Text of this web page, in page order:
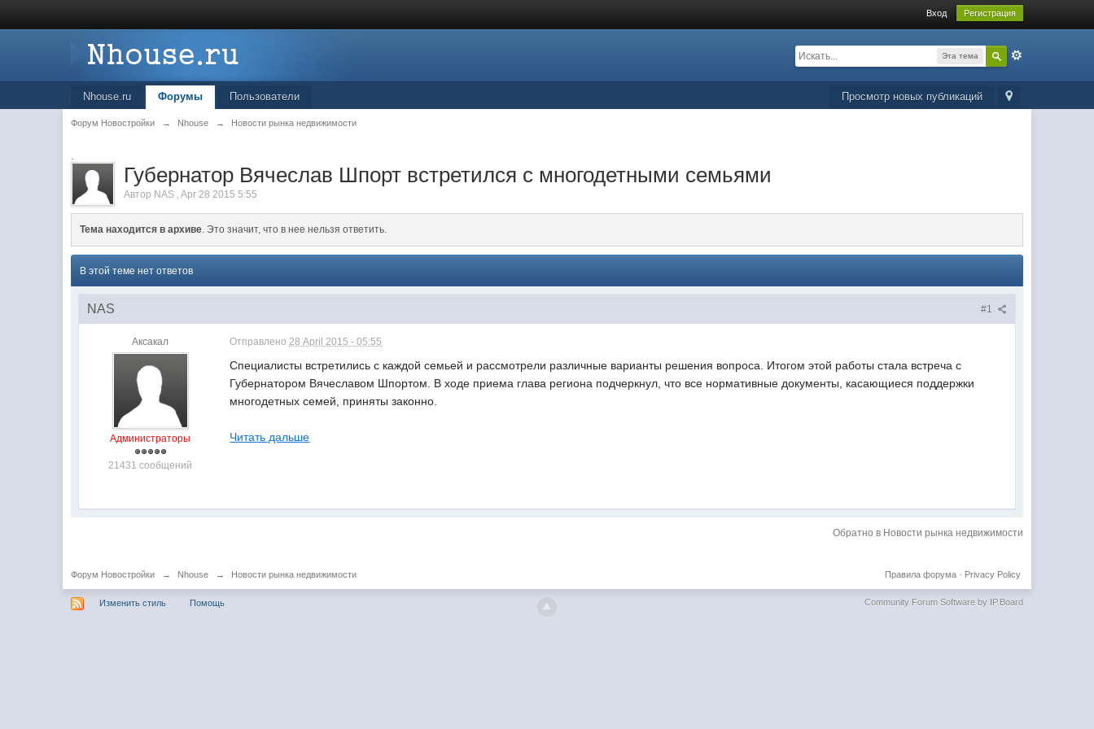
Вход Регистрация
Эта тема
Просмотр новых публикаций
Nhouse.ru Форумы Пользователи
Форум Новостройки → Nhouse → Новости рынка недвижимости
.
Губернатор Вячеслав Шпорт встретился с многодетными семьями
Автор NAS ,Apr 28 2015 5:55
Тема находится в архиве. Это значит, что в нее нельзя ответить.
В этой теме нет ответов
#1
NAS
Аксакал
Администраторы
21431 сообщений
Отправлено28 April 2015 - 05:55
Специалисты встретились с каждой семьей и рассмотрели различные варианты решения вопроса. Итогом этой работы стала встреча с
Губернатором Вячеславом Шпортом. В ходе приема глава региона подчеркнул, что все нормативные документы, касающиеся поддержки
многодетных семей, приняты законно.
Читать дальше
Обратно в Новости рынка недвижимости
Форум Новостройки → Nhouse → Новости рынка недвижимости Privacy Policy
Правила форума·
Изменить стиль Помощь Community Forum Software by IP.Board